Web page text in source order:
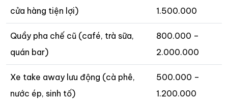
cửa hàng tiện lợi)
1.500.000
Quầy pha chế cũ (café, trà sữa,
quán bar)
800.000 –
2.000.000
Xe take away lưu động (cà phê,
nước ép, sinh tố)
500.000 –
1.200.000